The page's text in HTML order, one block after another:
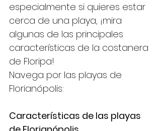
especialmente si quieres estar
cerca de una playa, ¡mira
algunas de las principales
características de la costanera
de Floripa!
Navega por las playas de
Florianópolis:
Características de las playas